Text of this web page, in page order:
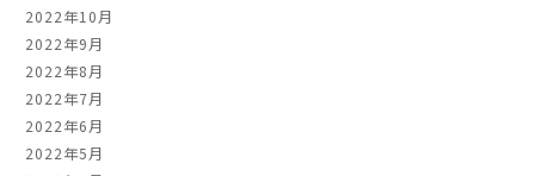
2022年10月
2022年9月
2022年8月
2022年7月
2022年6月
2022年5月